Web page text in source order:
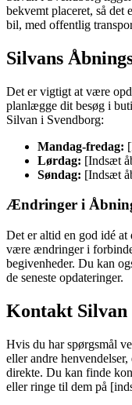
bekvemt placeret, så det
bil, med offentlig
Silvans
Det er vigtigt at være
planlægge dit besøg i
Silvan i Svendborg:
Mandag-fredag:
Lørdag: [Indsæt
Søndag: [Indsæt
Ændringer i
Det er altid en god idé at
være ændringer i
begivenheder. Du kan
de seneste opdateringer.
Kontakt Silvan
Hvis du har spørgsmål
eller andre
direkte. Du kan finde
eller ringe til dem på